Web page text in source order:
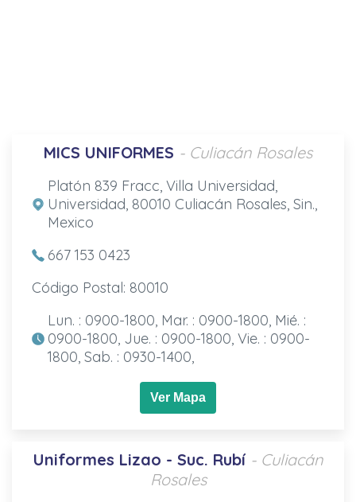
MICS UNIFORMES - Culiacán Rosales
Platón 839 Fracc, Villa Universidad,
Universidad, 80010 Culiacán Rosales, Sin.,
Mexico
667 153 0423
Código Postal: 80010
Lun. : 0900-1800, Mar. : 0900-1800, Mié. :
0900-1800, Jue. : 0900-1800, Vie. : 0900-
1800, Sab. : 0930-1400,
Ver Mapa
Uniformes Lizao - Suc. Rubí - Culiacán
Rosales